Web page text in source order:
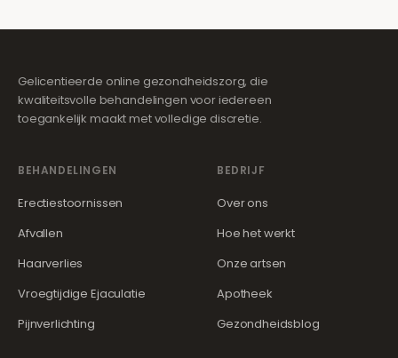
Gelicentieerde online gezondheidszorg, die
kwaliteitsvolle behandelingen voor iedereen
toegankelijk maakt met volledige discretie.
BEHANDELINGEN
Erectiestoornissen
Afvallen
Haarverlies
Vroegtijdige Ejaculatie
Pijnverlichting
BEDRIJF
Over ons
Hoe het werkt
Onze artsen
Apotheek
Gezondheidsblog